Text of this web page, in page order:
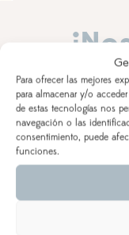
Para ofrecer las mejores
para almacenar y/o
de estas tecnologías nos
navegación o las
consentimiento, puede
funciones.
Inicial
Segundo
volante
Los pedidos
según orden de
(indicado en la
Se